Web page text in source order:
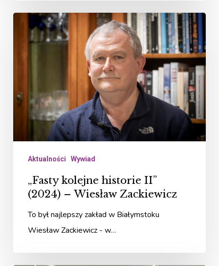
„Fasty
kolejne
historie
–
Wiesław
Aktualności Wywiad
„Fasty kolejne historie II”
(2024) – Wiesław Zackiewicz
To był najlepszy zakład w Białymstoku
Wiesław Zackiewicz - w…